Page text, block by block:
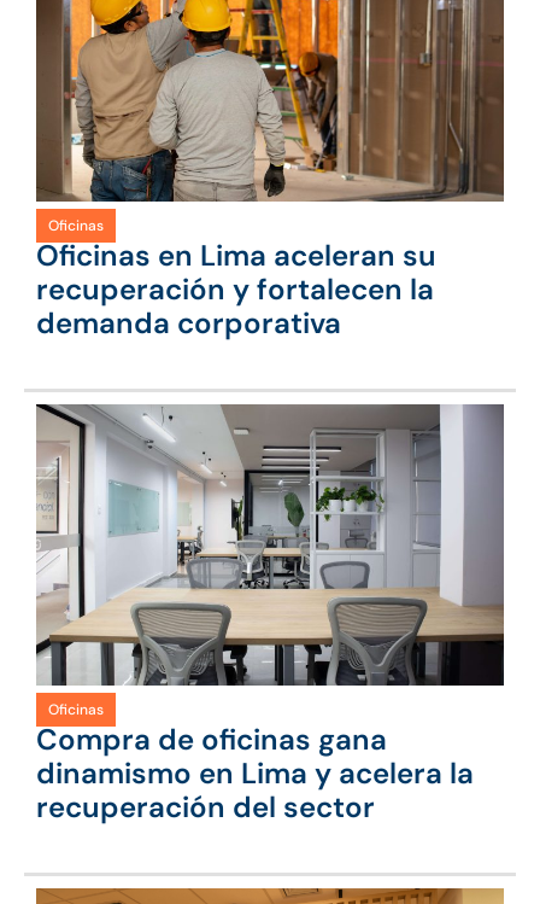
Oficinas
Oficinas en Lima aceleran su
recuperación y fortalecen la
demanda corporativa
Oficinas
Compra de oficinas gana
dinamismo en Lima y acelera la
recuperación del sector